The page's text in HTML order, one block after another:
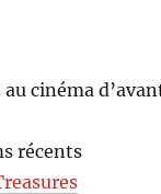
cinéma
récents